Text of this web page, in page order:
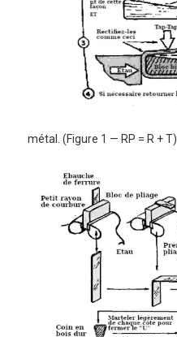
métal. (Figure 1 — RP = R + T)